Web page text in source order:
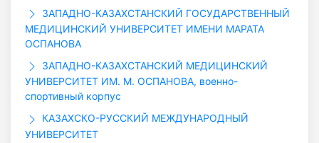
ЗАПАДНО-КАЗАХСТАНСКИЙ ГОСУДАРСТВЕННЫЙ
МЕДИЦИНСКИЙ УНИВЕРСИТЕТ ИМЕНИ МАРАТА
ОСПАНОВА
ЗАПАДНО-КАЗАХСТАНСКИЙ МЕДИЦИНСКИЙ
УНИВЕРСИТЕТ ИМ. М. ОСПАНОВА, военно-
спортивный корпус
КАЗАХСКО-РУССКИЙ МЕЖДУНАРОДНЫЙ
УНИВЕРСИТЕТ